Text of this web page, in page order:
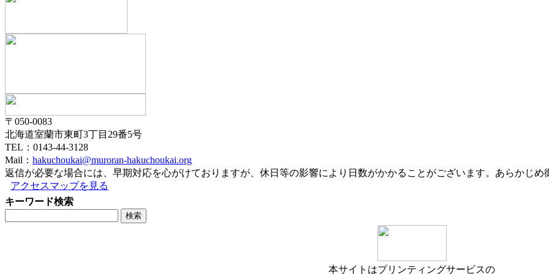
〒050-0083
北海道室蘭市東町3丁目29番5号
TEL：0143-44-3128
Mail： hakuchoukai@muroran-hakuchoukai.org
返信が必要な場合には、早期対応を心がけておりますが、休日等の影響により日数がかかることがございます。あらかじめ
アクセスマップを見る
キーワード検索
本サイトはプリンティングサービスの